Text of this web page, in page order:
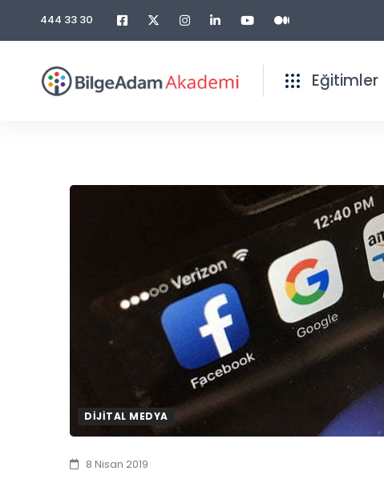
444 33 30
Eğitimler
DIJITAL MEDYA
8 Nisan 2019